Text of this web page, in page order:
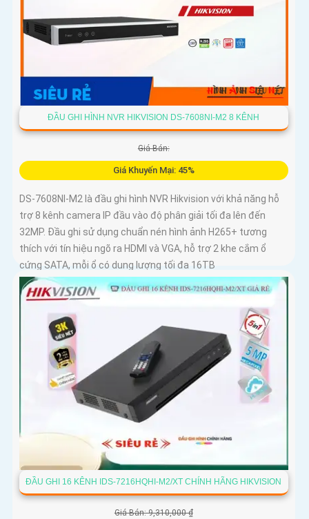
ĐẦU GHI HÌNH NVR HIKVISION DS-7608NI-M2 8 KÊNH
Giá Bán:
Giá Khuyến Mại: 45%
DS-7608NI-M2 là đầu ghi hình NVR Hikvision với khả năng hỗ
trợ 8 kênh camera IP đầu vào độ phân giải tối đa lên đến
32MP. Đầu ghi sử dụng chuẩn nén hình ảnh H265+ tương
thích với tín hiệu ngõ ra HDMI và VGA, hỗ trợ 2 khe cắm ổ
cứng SATA, mỗi ổ có dung lượng tối đa 16TB
ĐẦU GHI 16 KÊNH IDS-7216HQHI-M2/XT CHÍNH HÃNG HIKVISION
Giá Bán: 9,310,000 ₫